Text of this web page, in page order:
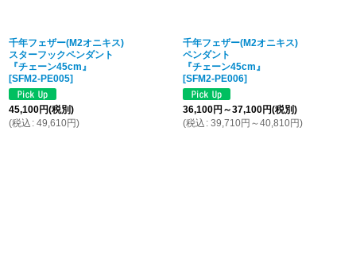
千年フェザー(M2オニキス)
スターフックペンダント
『チェーン45cm』
[SFM2-PE005]
45,100円(税別)
(税込 : 49,610円)
千年フェザー(M2オニキス)
ペンダント
『チェーン45cm』
[SFM2-PE006]
36,100円 ～37,100円(税別)
(税込 : 39,710円 ～40,810円)